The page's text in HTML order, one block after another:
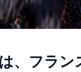
、フラン